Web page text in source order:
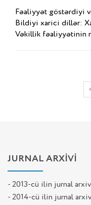
Fəaliyyət göstərdiyi
Bildiyi xarici dillər:
Vəkillik fəaliyyətinin
JURNAL ARXİVİ
- 2013-cü ilin jurnal
- 2014-cü ilin jurnal